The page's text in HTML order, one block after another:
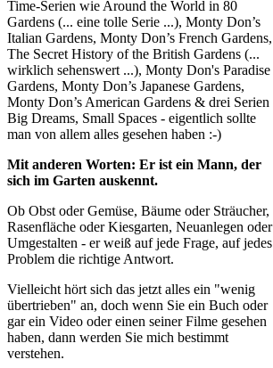
Time-Serien wie Around the World in 80
Gardens (... eine tolle Serie ...), Monty Don’s
Italian Gardens, Monty Don’s French Gardens,
The Secret History of the British Gardens (...
wirklich sehenswert ...), Monty Don's Paradise
Gardens, Monty Don’s Japanese Gardens,
Monty Don’s American Gardens & drei Serien
Big Dreams, Small Spaces - eigentlich sollte
man von allem alles gesehen haben :-)
Mit anderen Worten: Er ist ein Mann, der
sich im Garten auskennt.
Ob Obst oder Gemüse, Bäume oder Sträucher,
Rasenfläche oder Kiesgarten, Neuanlegen oder
Umgestalten - er weiß auf jede Frage, auf jedes
Problem die richtige Antwort.
Vielleicht hört sich das jetzt alles ein "wenig
übertrieben" an, doch wenn Sie ein Buch oder
gar ein Video oder einen seiner Filme gesehen
haben, dann werden Sie mich bestimmt
verstehen.